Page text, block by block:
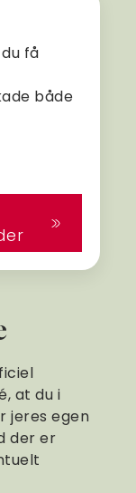
få
både
at du i
jeres egen
der er